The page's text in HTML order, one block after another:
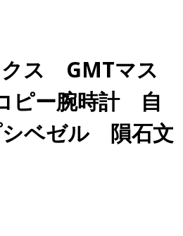
ス GMTマス
ピー腕時計 自
ベゼル 隕石文